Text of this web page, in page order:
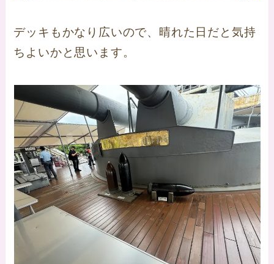
デッキもかなり広いので、晴れた日だと気持
ちよいかと思います。